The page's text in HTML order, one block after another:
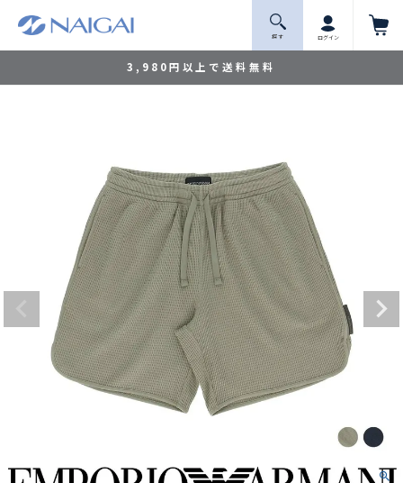
3,980円以上で送料無料
探 す ログイン